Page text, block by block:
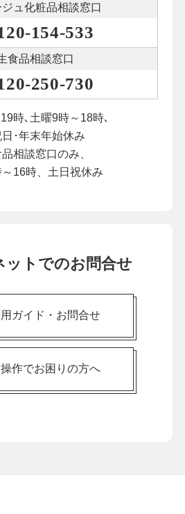
ュ化粧品相談窓口
154-533
食品相談窓口
250-730
時､土曜9時～18時､
日･年末年始休み
相談窓口のみ、
16時、土日祝休み
ットでのお問合せ
ガイド・お問合せ
作でお困りの方へ